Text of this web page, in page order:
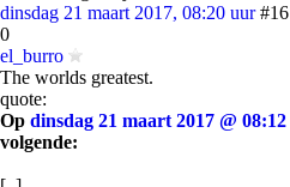
dinsdag 21 maart 2017, 08:20 uur #16
0
el_burro
The worlds greatest.
quote:
Op dinsdag 21 maart 2017 @ 08:12
volgende: